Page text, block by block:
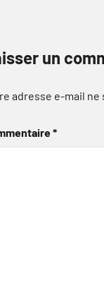
un
adresse e-mail ne
*